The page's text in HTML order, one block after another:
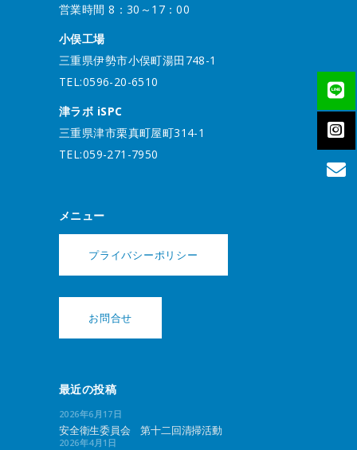
営業時間 8：30～17：00
小俣工場
三重県伊勢市小俣町湯田748-1
TEL:0596-20-6510
津ラボ iSPC
三重県津市栗真町屋町314-1
TEL:059-271-7950
メニュー
プライバシーポリシー
お問合せ
最近の投稿
2026年6月17日
安全衛生委員会 第十二回清掃活動
2026年4月1日